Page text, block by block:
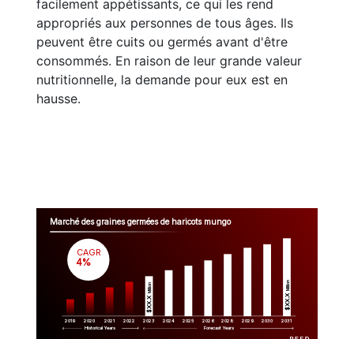
facilement appétissants, ce qui les rend
appropriés aux personnes de tous âges. Ils
peuvent être cuits ou germés avant d'être
consommés. En raison de leur grande valeur
nutritionnelle, la demande pour eux est en
hausse.
Marché des graines germées de haricots mungo
2019 2020 2021 2022 2023 2024 2025 2026 2028 2029 2030 2031
$XX.X
Million
$XX.X
Million
CAGR
4%
Historical Years Forecast Years